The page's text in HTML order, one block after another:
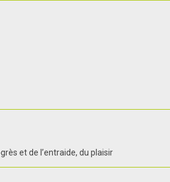
et de l’entraide, du plaisir